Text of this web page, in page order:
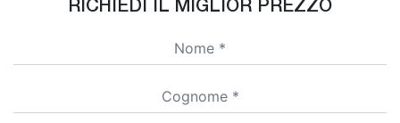
RICHIEDI IL MIGLIOR PREZZO